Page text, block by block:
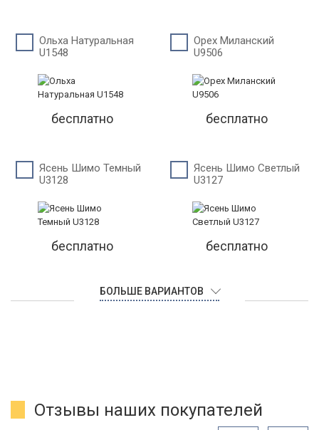
Ольха Натуральная
U1548
бесплатно
Орех Миланский
U9506
бесплатно
Ясень Шимо Темный
U3128
бесплатно
Ясень Шимо Светлый
U3127
бесплатно
БОЛЬШЕ ВАРИАНТОВ
Отзывы наших покупателей